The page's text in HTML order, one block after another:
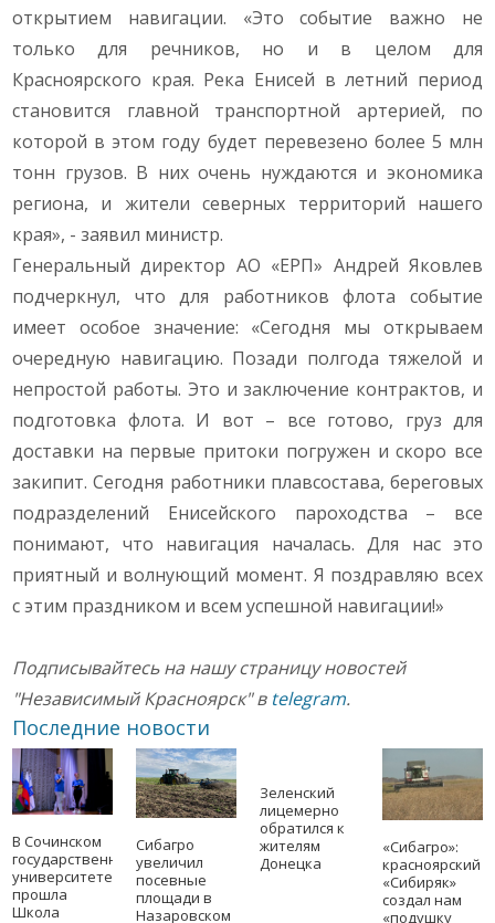
открытием навигации. «Это событие важно не
только для речников, но и в целом для
Красноярского края. Река Енисей в летний период
становится главной транспортной артерией, по
которой в этом году будет перевезено более 5 млн
тонн грузов. В них очень нуждаются и экономика
региона, и жители северных территорий нашего
края», - заявил министр.
Генеральный директор АО «ЕРП» Андрей Яковлев
подчеркнул, что для работников флота событие
имеет особое значение: «Сегодня мы открываем
очередную навигацию. Позади полгода тяжелой и
непростой работы. Это и заключение контрактов, и
подготовка флота. И вот – все готово, груз для
доставки на первые притоки погружен и скоро все
закипит. Сегодня работники плавсостава, береговых
подразделений Енисейского пароходства – все
понимают, что навигация началась. Для нас это
приятный и волнующий момент. Я поздравляю всех
с этим праздником и всем успешной навигации!»
Подписывайтесь на нашу страницу новостей
"Независимый Красноярск" в telegram.
Последние новости
В Сочинском
государственном
университете
прошла
Школа
Сибагро
увеличил
посевные
площади в
Назаровском
Зеленский
лицемерно
обратился к
жителям
Донецка
«Сибагро»:
красноярский
«Сибиряк»
создал нам
«подушку